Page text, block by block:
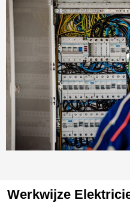
Werkwijze